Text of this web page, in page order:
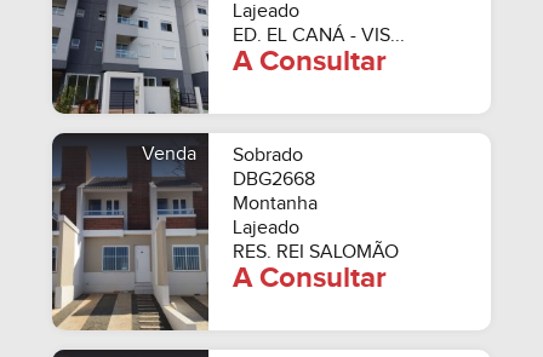
Lajeado
ED. EL CANÁ - VIS...
A Consultar
Venda
Sobrado
DBG2668
Montanha
Lajeado
RES. REI SALOMÃO
A Consultar